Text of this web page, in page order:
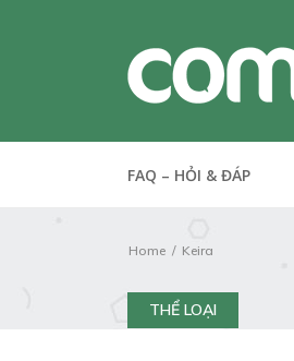
FAQ – HỎI & ĐÁP
Home Keira
THỂ LOẠI